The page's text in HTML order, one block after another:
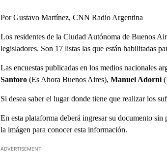
Por Gustavo Martínez, CNN Radio Argentina
Los residentes de la Ciudad Autónoma de Buenos
legisladores. Son 17 listas las que están habilitadas
Las encuestas publicadas en los medios nacionales
Santoro(Es Ahora Buenos Aires), Manuel Adorni
Si desea saber el lugar donde tiene que realizar los
En esta plataforma deberá ingresar su documento
la imágen para conocer esta información.
ADVERTISEMENT